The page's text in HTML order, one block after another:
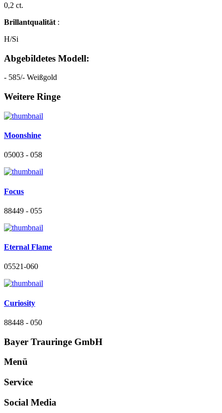
0,2 ct.
Brillantqualität :
H/Si
Abgebildetes Modell:
- 585/- Weißgold
Weitere Ringe
Moonshine
05003 - 058
Focus
88449 - 055
Eternal Flame
05521-060
Curiosity
88448 - 050
Bayer Trauringe GmbH
Menü
Service
Social Media